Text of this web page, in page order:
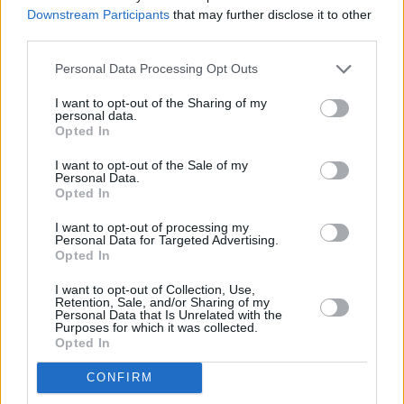
Downstream Participants that may further disclose it to other
Personal Data Processing Opt Outs
I want to opt-out of the Sharing of my
personal data.
Opted In
I want to opt-out of the Sale of my
Personal Data.
Opted In
I want to opt-out of processing my
Personal Data for Targeted Advertising.
Opted In
I want to opt-out of Collection, Use,
Retention, Sale, and/or Sharing of my
Personal Data that Is Unrelated with the
Purposes for which it was collected.
Opted In
CONFIRM
Nawrocki świętował pierwszą rocznicę wygrania
wyborów prezydenckich i z tej okazji opublikował
chociażby post z psalmem
. Dziś, wygląda na to, że
popularnością wśród obywateli. Jak również
pisaliśmy na naTemat,
prezydentów III RP plasuje się on na mocnym,
trzecim miejscu. W nowym badaniu
przeprowadzonym przez IBRiS jako "najlepszego"
wskazało go aż 21,1 proc. ankietowanych, a w tym
historycznym zestawieniu lepiej wypadli od niego
tylko Aleksander Kwaśniewski i Lech Kaczyński.